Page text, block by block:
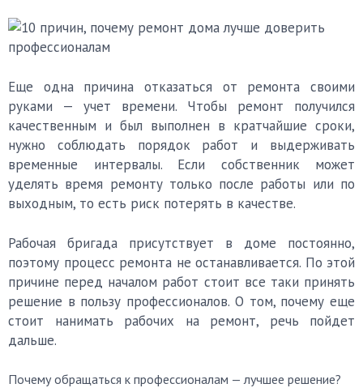
Еще одна причина отказаться от ремонта своими
руками — учет времени. Чтобы ремонт получился
качественным и был выполнен в кратчайшие сроки,
нужно соблюдать порядок работ и выдерживать
временные интервалы. Если собственник может
уделять время ремонту только после работы или по
выходным, то есть риск потерять в качестве.
Рабочая бригада присутствует в доме постоянно,
поэтому процесс ремонта не останавливается. По этой
причине перед началом работ стоит все таки принять
решение в пользу профессионалов. О том, почему еще
стоит нанимать рабочих на ремонт, речь пойдет
дальше.
Почему обращаться к профессионалам — лучшее решение?